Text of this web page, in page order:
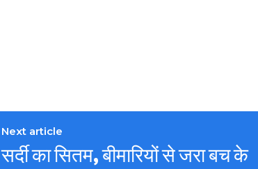
Next article
सर्दी का सितम, बीमारियों से जरा बच के